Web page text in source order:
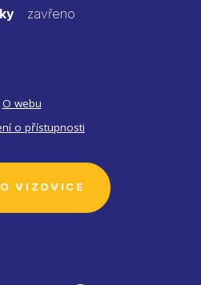
zavřeno
O webu
o přístupnosti
VIZOVICE